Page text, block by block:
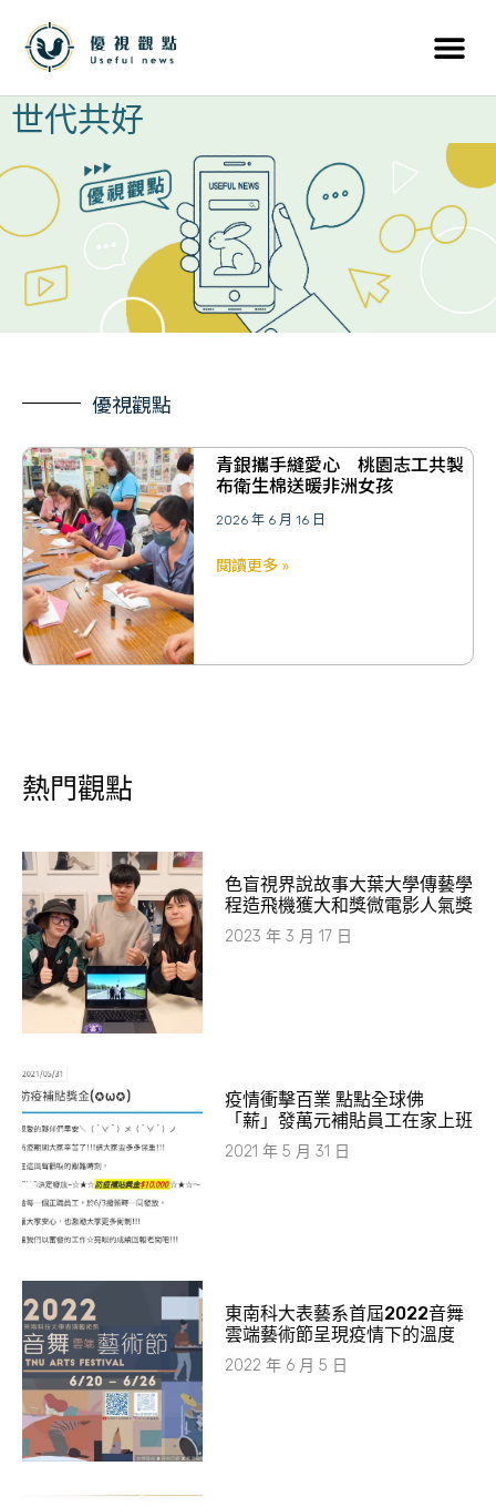
世代共好
優視觀點
青銀攜手縫愛心 桃園志工共製
布衛生棉送暖非洲女孩
2026 年 6 月 16 日
閱讀更多 »
熱門觀點
色盲視界說故事大葉大學傳藝學
程造飛機獲大和獎微電影人氣獎
2023 年 3 月 17 日
疫情衝擊百業 點點全球佛
「薪」發萬元補貼員工在家上班
2021 年 5 月 31 日
東南科大表藝系首屆2022音舞
雲端藝術節呈現疫情下的溫度
2022 年 6 月 5 日